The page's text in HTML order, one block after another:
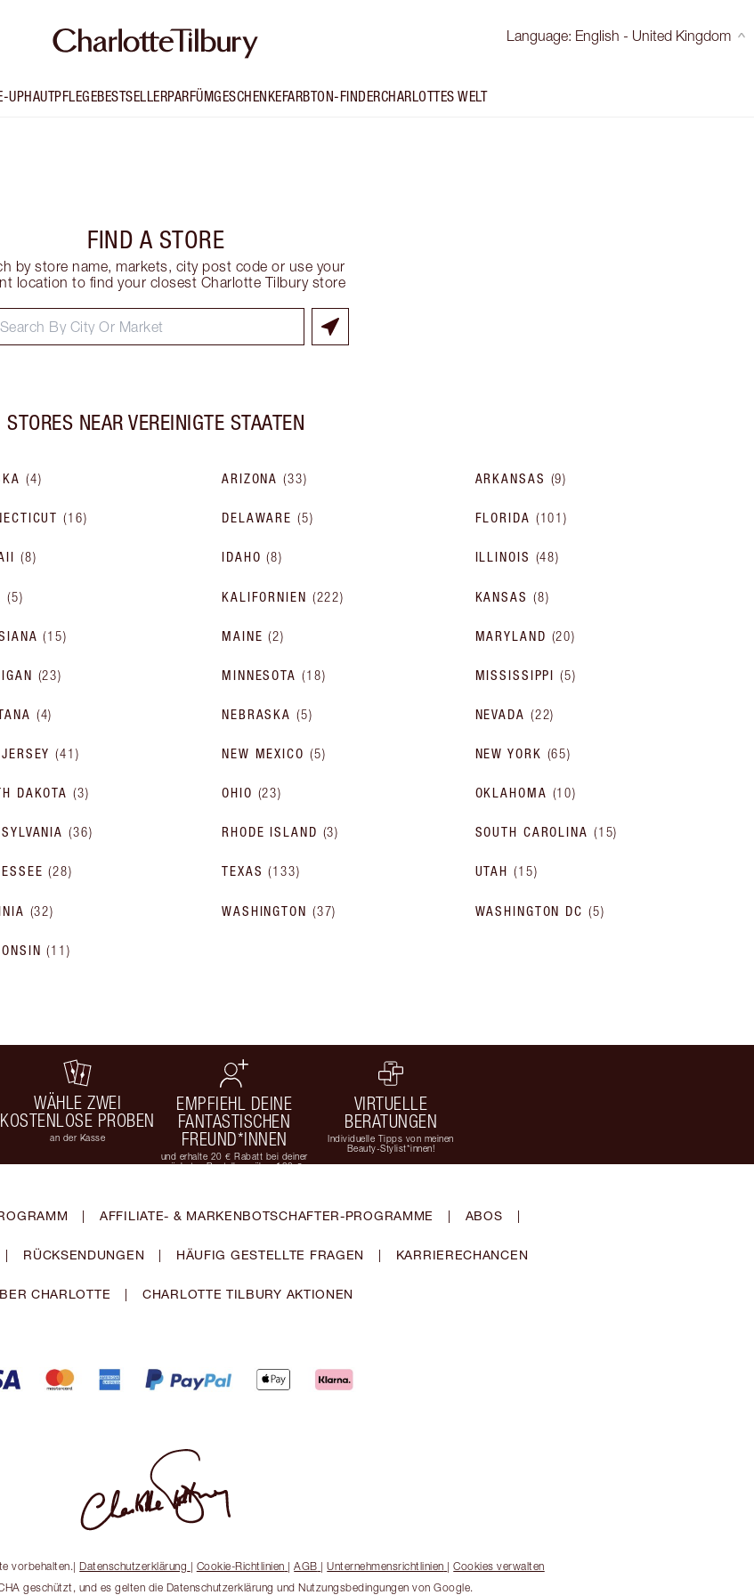
Language: English - United Kingdom
UPHAUTPFLEGEBESTSELLERPARFÜMGESCHENKEFARBTON-FINDERCHARLOTTES WELT
FIND A STORE
by store name, markets, city post code or use your
location to find your closest Charlotte Tilbury store
STORES NEAR VEREINIGTE STAATEN
(4) ARIZONA (33) ARKANSAS (9)
(16) DELAWARE (5) FLORIDA (101)
(8) IDAHO (8) ILLINOIS (48)
(5) KALIFORNIEN (222) KANSAS (8)
(15) MAINE (2) MARYLAND (20)
(23) MINNESOTA (18) MISSISSIPPI (5)
(4) NEBRASKA (5) NEVADA (22)
(41 ) NEW MEXICO (5) NEW YORK (65)
DAKOTA (3) OHIO (23) OKLAHOMA (10)
(36) RHODE ISLAND (3) SOUTH CAROLINA (15)
(28) TEXAS (133) UTAH (15)
(32) WASHINGTON (37) WASHINGTON DC (5)
(11)
WÄHLE ZWEI
KOSTENLOSE PROBEN
an der Kasse
EMPFIEHL DEINE
FANTASTISCHEN
FREUND*INNEN
und erhalte 20 € Rabatt bei deiner
nächsten Bestellung über 100 €
VIRTUELLE
BERATUNGEN
Individuelle Tipps von meinen
Beauty-Stylist*innen!
| AFFILIATE- & MARKENBOTSCHAFTER-PROGRAMME | ABOS |
| RÜCKSENDUNGEN | HÄUFIG GESTELLTE FRAGEN | KARRIERECHANCEN
CHARLOTTE | CHARLOTTE TILBURY AKTIONEN
vorbehalten.| Datenschutzerklärung | Cookie-Richtlinien |AGB |Unternehmensrichtlinien |Cookies verwalten
geschützt, und es gelten die Datenschutzerklärung und Nutzungsbedingungen von Google.